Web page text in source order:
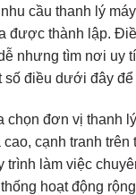
cầu thanh lý
được thành lập.
nhưng tìm nơi uy
số điều dưới đây
chọn đơn vị thanh
cao, cạnh tranh trên
trình làm việc
hoạt động